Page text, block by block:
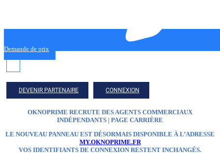
Demande de prix
DEVENIR PARTENAIRE CONNEXION
OKNOPRIME RECRUTE DES AGENTS COMMERCIAUX
INDÉPENDANTS | PAGE CARRIÈRE
LE NOUVEAU PANNEAU EST DÉSORMAIS DISPONIBLE À L’ADRESSE
MY.OKNOPRIME.FR
VOS IDENTIFIANTS DE CONNEXION RESTENT INCHANGÉS.